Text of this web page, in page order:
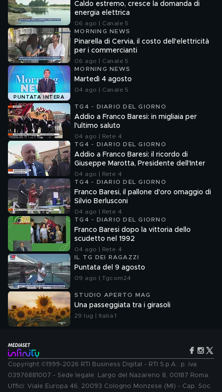
Caldo estremo, cresce la domanda di
energia elettrica
06 ago | Canale 5
MORNING NEWS
Pinarella di Cervia, il costo dell'elettricità
per i commercianti
06 ago | Canale 5
PUNTATA INTERA
MORNING NEWS
Martedì 4 agosto
04 ago | Canale 5
TG4 - DIARIO DEL GIORNO
Addio a Franco Baresi: in migliaia per
l'ultimo saluto
04 ago | Rete 4
TG4 - DIARIO DEL GIORNO
Addio a Franco Baresi: il ricordo di
Giuseppe Marotta, Presidente dell'Inter
04 ago | Rete 4
TG4 - DIARIO DEL GIORNO
Franco Baresi, il pallone d'oro omaggio di
Silvio Berlusconi
04 ago | Rete 4
TG4 - DIARIO DEL GIORNO
Franco Baresi dopo la vittoria dello
scudetto nel 1992
04 ago | Rete 4
IL TG DEI RAGAZZI
Puntata del 9 agosto
09 ago | Tgcom24
STUDIO APERTO MAG
Una passeggiata tra i girasoli
29 lug | Italia 1
Copyright ©1999-2026 RTI Business Digital - RTI S.p.A.: p. iva
03976881007 - Sede legale: Largo del Nazareno 8, 00187 Roma.
Uffici: Viale Europa 46, 20093 Cologno Monzese (MI) - Cap. Soc.